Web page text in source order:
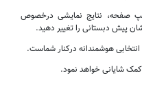
چپ صفحه، نتایج نمایشی درخصوص
پیش دبستانی را تغییر دهید.
هوشمندانه درکنار شماست.
شایانی خواهد نمود.